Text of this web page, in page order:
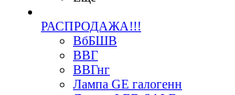
РАСПРОДАЖА!!!
ВбБШВ
ВВГ
ВВГнг
Лампа GE галогенн